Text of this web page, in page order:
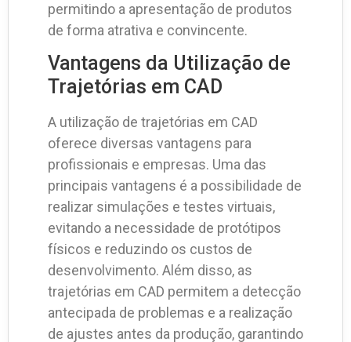
permitindo a apresentação de produtos
de forma atrativa e convincente.
Vantagens da Utilização de
Trajetórias em CAD
A utilização de trajetórias em CAD
oferece diversas vantagens para
profissionais e empresas. Uma das
principais vantagens é a possibilidade de
realizar simulações e testes virtuais,
evitando a necessidade de protótipos
físicos e reduzindo os custos de
desenvolvimento. Além disso, as
trajetórias em CAD permitem a detecção
antecipada de problemas e a realização
de ajustes antes da produção, garantindo